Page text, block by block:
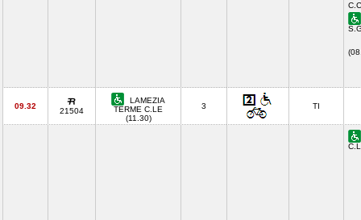
09.32
21504
LAMEZIA
TERME C.LE
(11.30)
3 TI